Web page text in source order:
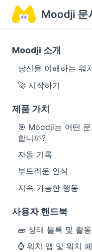
Moodji 문
Moodji 소개
당신을 이해하는 워
🚀 시작하기
제품 가치
🎯 Moodji는 어떤
합니까?
자동 기록
부드러운 인식
지속 가능한 행동
사용자 핸드북
🧱 상태 블록 및 활
⌚️ 워치 앱 및 워치